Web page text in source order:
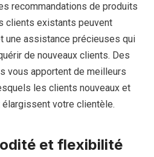
recommandations de produits
clients existants peuvent
une assistance précieuses qui
de nouveaux clients. Des
vous apportent de meilleurs
les clients nouveaux et
votre clientèle.
et flexibilité